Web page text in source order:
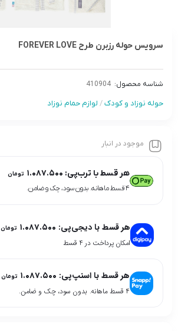
سرویس حوله رزبرن طرح FOREVER LOVE
شناسه محصول: 410904
حوله نوزاد و کودک/ لوازم حمام نوزاد
موجود در انبار
هر قسط با ترب‌پی: ۱.۰۸۷.۵۰۰ تومان
۴ قسط ماهانه. بدون سود، چک و ضامن.
هر قسط با دیجی‌پی: ۱.۰۸۷.۵۰۰ تومان
امکان پرداخت در 4 قسط
هر قسط با اسنپ‌پی: ۱.۰۸۷.۵۰۰ تومان
۴ قسط ماهانه. بدون سود، چک و ضامن.